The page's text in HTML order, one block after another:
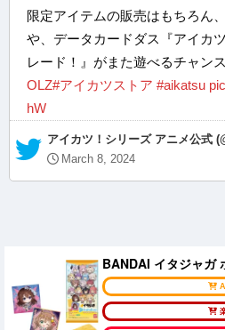
限定アイテムの販売はもちろん
や、データカードダス『アイカ
レード！』がまた遊べるチャン
OLZ#アイカツストア #aikatsu
hW
— アイカツ！シリーズ アニメ公式
March 8, 2024
BANDAI イタジャガ